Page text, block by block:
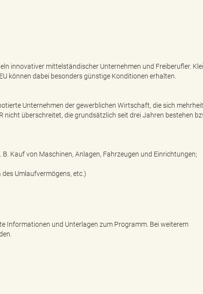
innovativer mittelständischer Unternehmen und Freiberufler.
können dabei besonders günstige Konditionen erhalten.
Unternehmen der gewerblichen Wirtschaft, die sich
nicht überschreitet, die grundsätzlich seit drei Jahren bestehen
Kauf von Maschinen, Anlagen, Fahrzeugen und Einrichtungen;
Umlaufvermögens, etc.)
Informationen und Unterlagen zum Programm. Bei weiterem